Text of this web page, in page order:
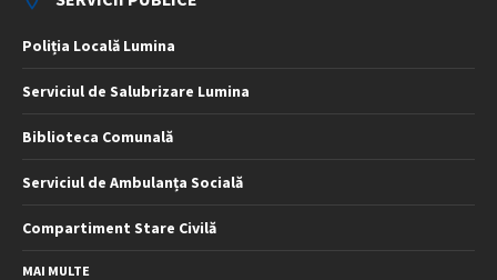
Poliția Locală Lumina
Serviciul de Salubrizare Lumina
Biblioteca Comunală
Serviciul de Ambulanța Socială
Compartiment Stare Civilă
MAI MULTE